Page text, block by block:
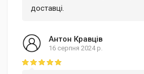
доставці.
Антон Кравців
16 серпня 2024 р.
Rating: 5 out of 5